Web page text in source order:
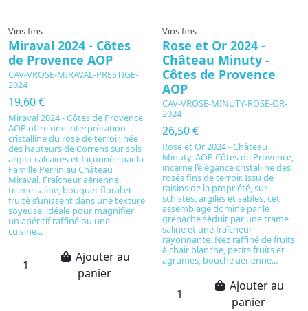
Vins fins
Miraval 2024 - Côtes
de Provence AOP
CAV-VROSE-MIRAVAL-PRESTIGE-
2024
19,60 €
Miraval 2024 - Côtes de Provence
AOP offre une interprétation
cristalline du rosé de terroir, née
des hauteurs de Correns sur sols
argilo-calcaires et façonnée par la
Famille Perrin au Château
Miraval. Fraîcheur aérienne,
trame saline, bouquet floral et
fruité s’unissent dans une texture
soyeuse, idéale pour magnifier
un apéritif raffiné ou une
cuisine...
Ajouter au
panier
Vins fins
Rose et Or 2024 -
Château Minuty -
Côtes de Provence
AOP
CAV-VROSE-MINUTY-ROSE-OR-
2024
26,50 €
Rose et Or 2024 - Château
Minuty, AOP Côtes de Provence,
incarne l’élégance cristalline des
rosés fins de terroir. Issu de
raisins de la propriété, sur
schistes, argiles et sables, cet
assemblage dominé par le
grenache séduit par une trame
saline et une fraîcheur
rayonnante. Nez raffiné de fruits
à chair blanche, petits fruits et
agrumes, bouche aérienne...
Ajouter au
panier